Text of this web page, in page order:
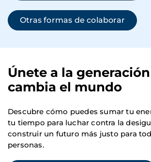
Otras formas de colaborar
Únete a la
cambia el mundo
Descubre cómo puedes sumar tu
tu tiempo para luchar contra la
construir un futuro más justo para
personas.